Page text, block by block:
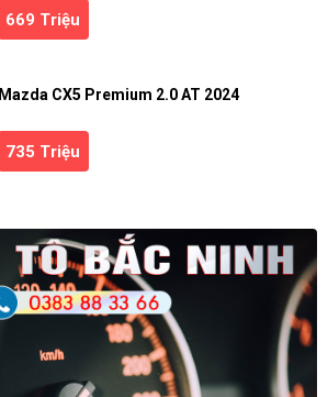
669 Triệu
Mazda CX5 Premium 2.0 AT 2024
735 Triệu